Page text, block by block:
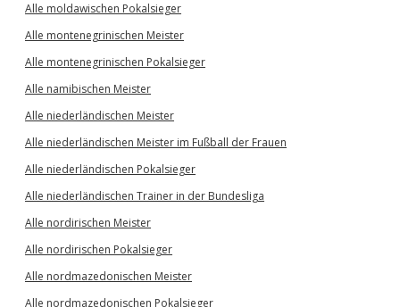
Alle moldawischen Pokalsieger
Alle montenegrinischen Meister
Alle montenegrinischen Pokalsieger
Alle namibischen Meister
Alle niederländischen Meister
Alle niederländischen Meister im Fußball der Frauen
Alle niederländischen Pokalsieger
Alle niederländischen Trainer in der Bundesliga
Alle nordirischen Meister
Alle nordirischen Pokalsieger
Alle nordmazedonischen Meister
Alle nordmazedonischen Pokalsieger